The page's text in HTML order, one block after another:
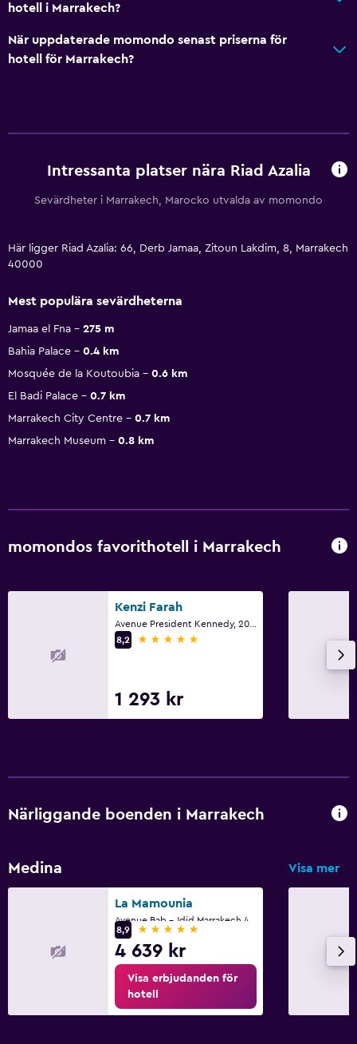
hotell i Marrakech?
När uppdaterade momondo senast priserna för
hotell för Marrakech?
Intressanta platser nära Riad Azalia
Sevärdheter i Marrakech, Marocko utvalda av momondo
Här ligger Riad Azalia: 66, Derb Jamaa, Zitoun Lakdim, 8, Marrakech
40000
Mest populära sevärdheterna
Jamaa el Fna
275 m
Bahia Palace
0.4 km
Mosquée de la Koutoubia
0.6 km
El Badi Palace
0.7 km
Marrakech City Centre
0.7 km
Marrakech Museum
0.8 km
momondos favorithotell i Marrakech
Kenzi Farah
8,2
5 stjärnor
1 293 kr
Närliggande boenden i Marrakech
Medina Visa mer
La Mamounia
8,9
5 stjärnor
4 639 kr
Visa erbjudanden för
hotell